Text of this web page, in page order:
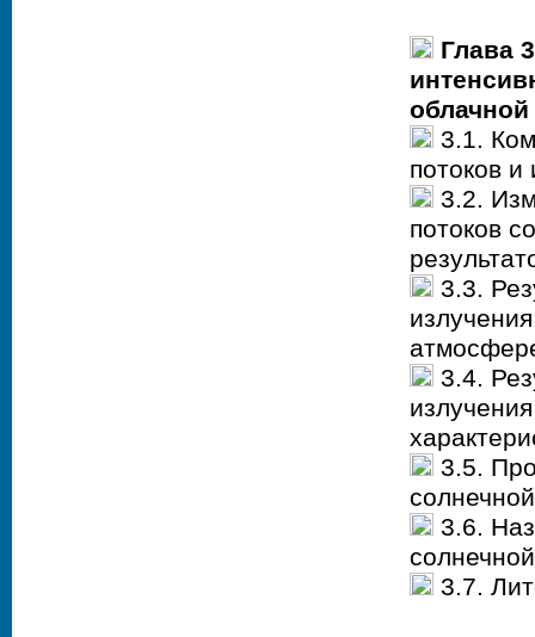
Глава
3.1.
потоков
3.2.
потоков
3.3.
3.4.
3.5.
3.6.
3.7.